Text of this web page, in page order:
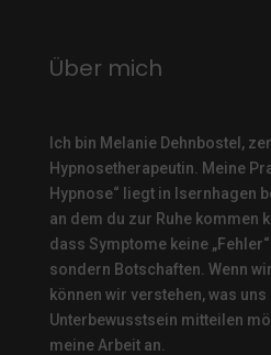
Über mich
Ich bin Melanie Dehnbostel,
Hypnosetherapeutin. Meine
Hypnose“ liegt in Isernhagen
an dem du zur Ruhe kommen
dass Symptome keine
sondern Botschaften. Wenn
können wir verstehen, was uns
Unterbewusstsein mitteilen
meine Arbeit an.